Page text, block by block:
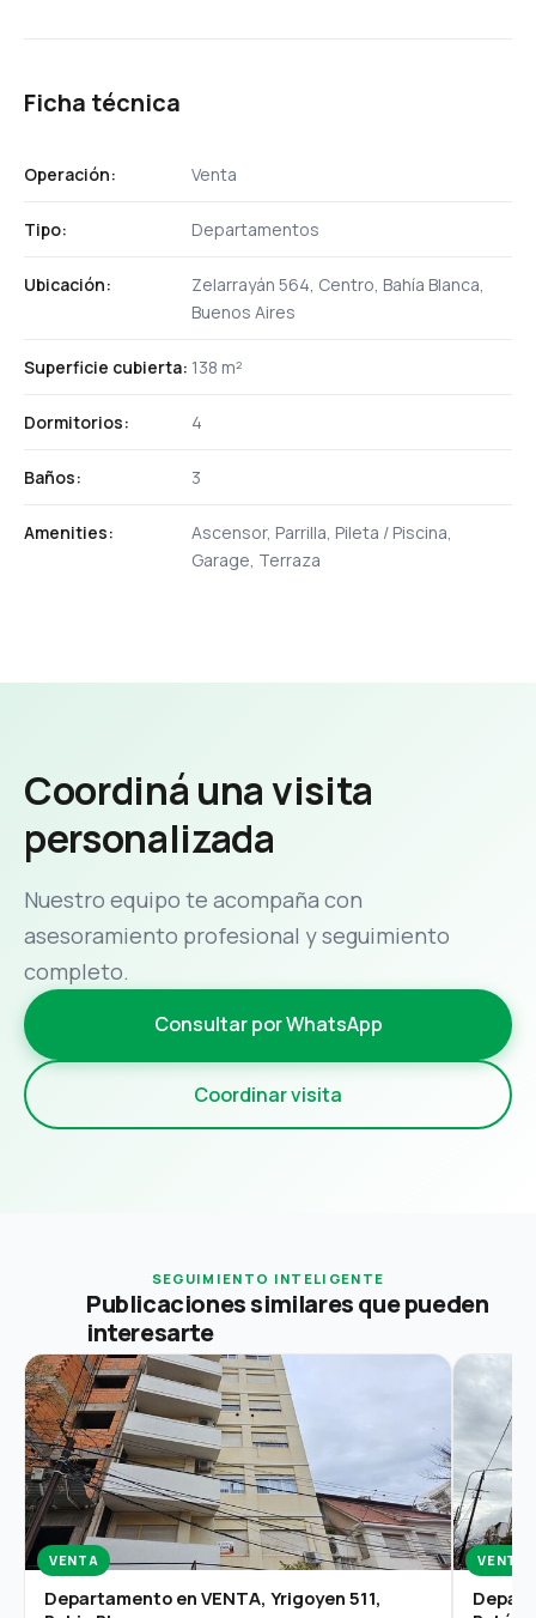
Ficha técnica
Operación: Venta
Tipo: Departamentos
Ubicación:
Zelarrayán 564, Centro, Bahía Blanca,
Buenos Aires
Superficie cubierta: 138 m²
Dormitorios: 4
Baños: 3
Amenities:
Ascensor, Parrilla, Pileta / Piscina,
Garage, Terraza
Coordiná una visita
personalizada
Nuestro equipo te acompaña con
asesoramiento profesional y seguimiento
completo.
Consultar por WhatsApp
Coordinar visita
SEGUIMIENTO INTELIGENTE
Publicaciones similares que pueden
interesarte
VENTA
Departamento en VENTA, Yrigoyen 511,
VENTA